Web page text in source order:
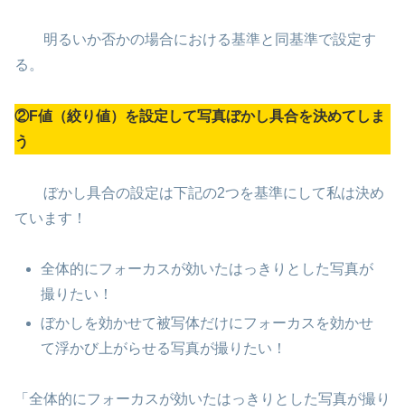
明るいか否かの場合における基準と同基準で設定す
る。
②F値（絞り値）を設定して写真ぼかし具合を決めてしま
う
ぼかし具合の設定は下記の2つを基準にして私は決め
ています！
全体的にフォーカスが効いたはっきりとした写真が
撮りたい！
ぼかしを効かせて被写体だけにフォーカスを効かせ
て浮かび上がらせる写真が撮りたい！
「全体的にフォーカスが効いたはっきりとした写真が撮り